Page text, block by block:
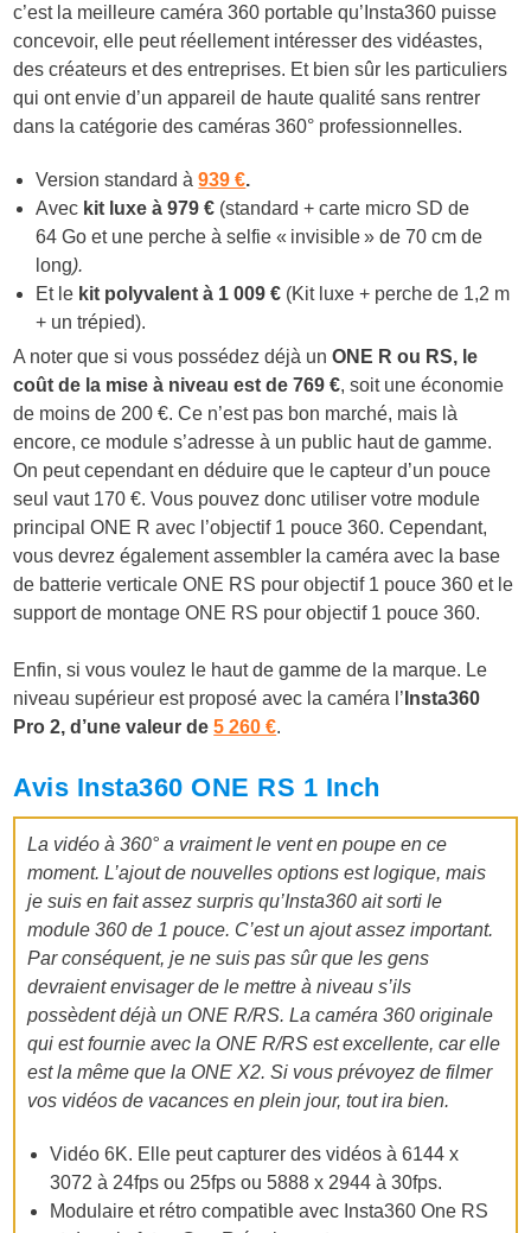
c’est la meilleure caméra 360 portable qu’Insta360 puisse
concevoir, elle peut réellement intéresser des vidéastes,
des créateurs et des entreprises. Et bien sûr les particuliers
qui ont envie d’un appareil de haute qualité sans rentrer
dans la catégorie des caméras 360° professionnelles.
Version standard à939 €.
Avec kit luxe à 979 € (standard + carte micro SD de
64 Go et une perche à selfie « invisible » de 70 cm de
long).
Et le kit polyvalent à 1 009 € (Kit luxe + perche de 1,2 m
+ un trépied).
A noter que si vous possédez déjà unONE R ou RS, le
coût de la mise à niveau est de 769 €, soit une économie
de moins de 200 €. Ce n’est pas bon marché, mais là
encore, ce module s’adresse à un public haut de gamme.
On peut cependant en déduire que le capteur d’un pouce
seul vaut 170 €. Vous pouvez donc utiliser votre module
principal ONE R avec l’objectif 1 pouce 360. Cependant,
vous devrez également assembler la caméra avec la base
de batterie verticale ONE RS pour objectif 1 pouce 360 et le
support de montage ONE RS pour objectif 1 pouce 360.
Enfin, si vous voulez le haut de gamme de la marque. Le
niveau supérieur est proposé avec la caméra l’ Insta360
Pro 2, d’une valeur de5 260 €.
Avis Insta360 ONE RS 1 Inch
La vidéo à 360° a vraiment le vent en poupe en ce
moment. L’ajout de nouvelles options est logique, mais
je suis en fait assez surpris qu’Insta360 ait sorti le
module 360 de 1 pouce. C’est un ajout assez important.
Par conséquent, je ne suis pas sûr que les gens
devraient envisager de le mettre à niveau s’ils
possèdent déjà un ONE R/RS. La caméra 360 originale
qui est fournie avec la ONE R/RS est excellente, car elle
est la même que la ONE X2. Si vous prévoyez de filmer
vos vidéos de vacances en plein jour, tout ira bien.
Vidéo 6K. Elle peut capturer des vidéos à 6144 x
3072 à 24fps ou 25fps ou 5888 x 2944 à 30fps.
Modulaire et rétro compatible avec Insta360 One RS